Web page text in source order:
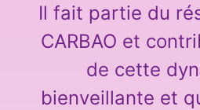
Il fait partie du
CARBAO et
de cette
bienveillante et